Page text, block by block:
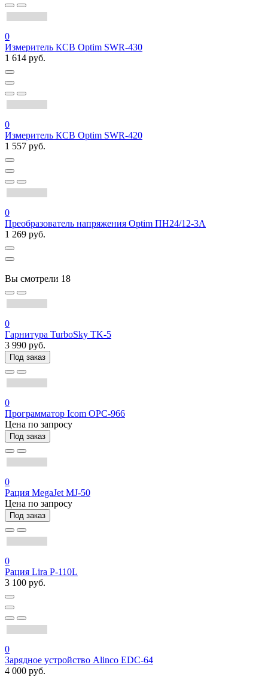
0
Измеритель КСВ Optim SWR-430
1 614 руб.
0
Измеритель КСВ Optim SWR-420
1 557 руб.
0
Преобразователь напряжения Optim ПН24/12-3А
1 269 руб.
Вы смотрели 18
0
Гарнитура TurboSky TK-5
3 990 руб.
Под заказ
0
Программатор Icom OPC-966
Цена по запросу
Под заказ
0
Рация MegaJet MJ-50
Цена по запросу
Под заказ
0
Рация Lira P-110L
3 100 руб.
0
Зарядное устройство Alinco EDC-64
4 000 руб.